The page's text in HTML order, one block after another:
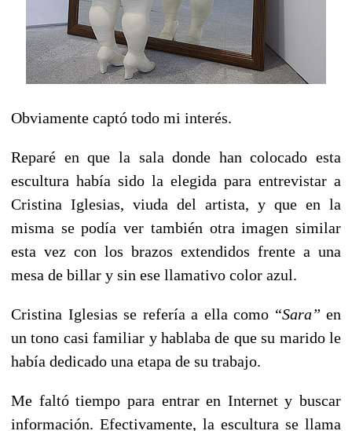
Obviamente captó todo mi interés.
Reparé en que la sala donde han colocado esta
escultura había sido la elegida para entrevistar a
Cristina Iglesias, viuda del artista, y que en la
misma se podía ver también otra imagen similar
esta vez con los brazos extendidos frente a una
mesa de billar y sin ese llamativo color azul.
Cristina Iglesias se refería a ella como “Sara” en
un tono casi familiar y hablaba de que su marido le
había dedicado una etapa de su trabajo.
Me faltó tiempo para entrar en Internet y buscar
información. Efectivamente, la escultura se llama